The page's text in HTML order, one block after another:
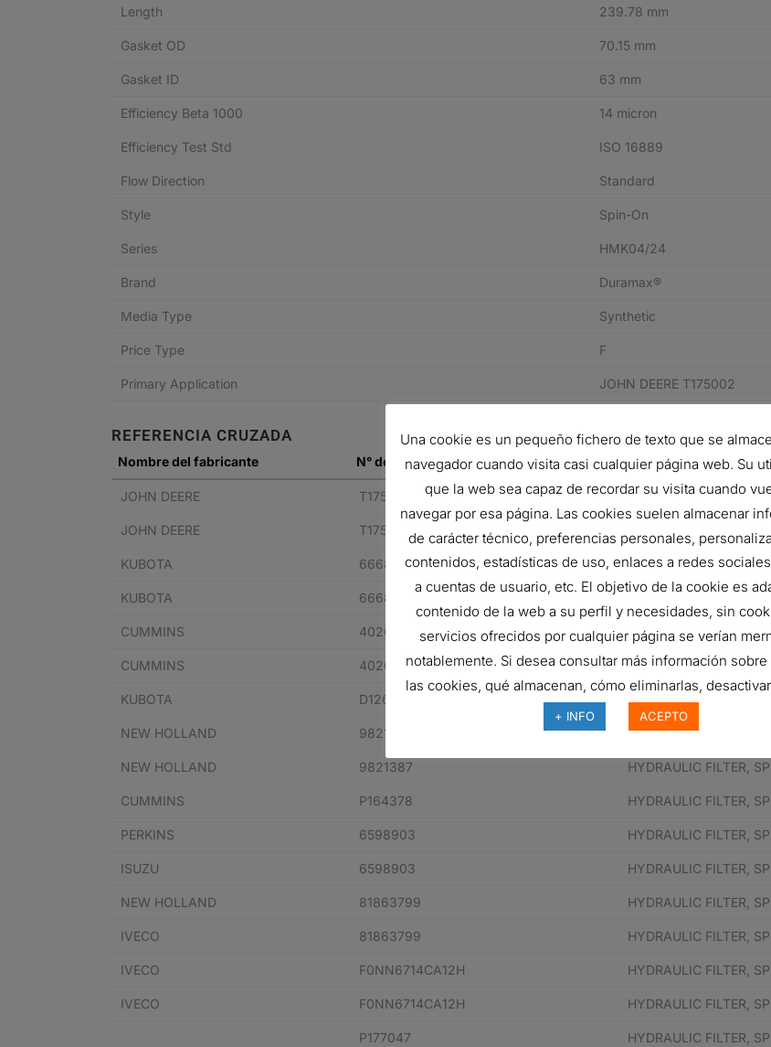
Length 239.78 mm
Gasket OD 70.15 mm
Gasket ID 63 mm
Efficiency Beta 1000 14 micron
Efficiency Test Std ISO 16889
Flow Direction Standard
Style Spin-On
Series HMK04/24
Brand Duramax®
Media Type Synthetic
Price Type F
Primary Application JOHN DEERE T175002
REFERENCIA CRUZADA
Nombre del fabricante N° de pieza del fabricante Descripción
JOHN DEERE T175002 HYDRAULIC FILTER,
JOHN DEERE T175002 HYDRAULIC FILTER,
KUBOTA 6668819 HYDRAULIC FILTER,
KUBOTA 6668819 HYDRAULIC FILTER,
CUMMINS 402652A1 HYDRAULIC FILTER,
CUMMINS 402652A1 HYDRAULIC FILTER,
KUBOTA D126922 HYDRAULIC FILTER,
NEW HOLLAND 9821387 HYDRAULIC FILTER,
NEW HOLLAND 9821387 HYDRAULIC FILTER,
CUMMINS P164378 HYDRAULIC FILTER,
PERKINS 6598903 HYDRAULIC FILTER,
ISUZU 6598903 HYDRAULIC FILTER,
NEW HOLLAND 81863799 HYDRAULIC FILTER,
IVECO 81863799 HYDRAULIC FILTER,
IVECO F0NN6714CA12H HYDRAULIC FILTER,
IVECO F0NN6714CA12H HYDRAULIC FILTER,
P177047 HYDRAULIC FILTER,
Una cookie es un pequeño fichero de texto que se
navegador cuando visita casi cualquier página web. Su
que la web sea capaz de recordar su visita cuando
navegar por esa página. Las cookies suelen almacenar
de carácter técnico, preferencias personales,
contenidos, estadísticas de uso, enlaces a redes
a cuentas de usuario, etc. El objetivo de la cookie es
contenido de la web a su perfil y necesidades, sin
servicios ofrecidos por cualquier página se verían
notablemente. Si desea consultar más información
las cookies, qué almacenan, cómo eliminarlas,
+ INFO ACEPTO